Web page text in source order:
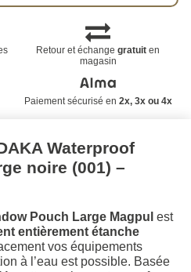
Retour et échangegratuit en
magasin
Paiement sécurisé en 2x, 3x ou 4x
Waterproof
noire (001) –
Pouch Large Magpul est
entièrement étanche
vos équipements
à l’eau est possible. Basée